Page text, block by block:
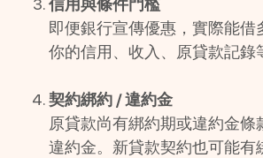
信用與條件門檻
即便銀行宣傳優惠，實際能借
你的信用、收入、原貸款記錄
契約綁約 / 違約金
原貸款尚有綁約期或違約金條
違約金。新貸款契約也可能有